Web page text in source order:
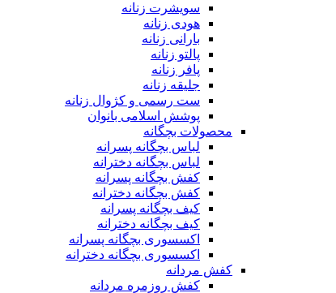
سویشرت زنانه
هودی زنانه
بارانی زنانه
پالتو زنانه
پافر زنانه
جلیقه زنانه
ست رسمی و کژوال زنانه
پوشش اسلامی بانوان
محصولات بچگانه
لباس بچگانه پسرانه
لباس بچگانه دخترانه
کفش بچگانه پسرانه
کفش بچگانه دخترانه
کیف بچگانه پسرانه
کیف بچگانه دخترانه
اکسسوری بچگانه پسرانه
اکسسوری بچگانه دخترانه
کفش مردانه
کفش روزمره مردانه